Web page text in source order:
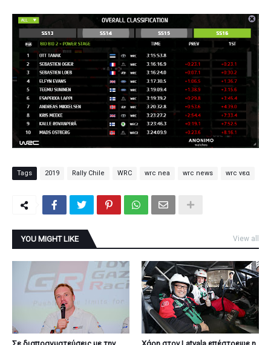
Tags 2019 Rally Chile WRC wrc nea wrc news wrc νεα
YOU MIGHT LIKE View all